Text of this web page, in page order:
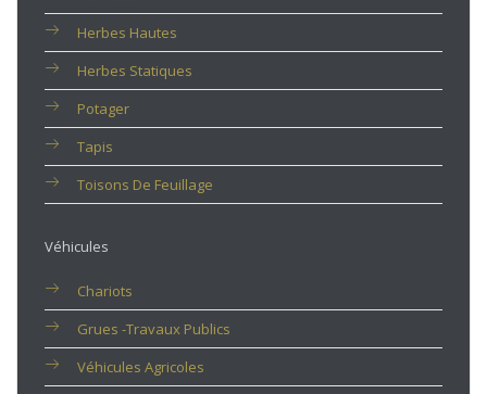
Herbes Hautes
Herbes Statiques
Potager
Tapis
Toisons De Feuillage
Véhicules
Chariots
Grues -travaux Publics
Véhicules Agricoles